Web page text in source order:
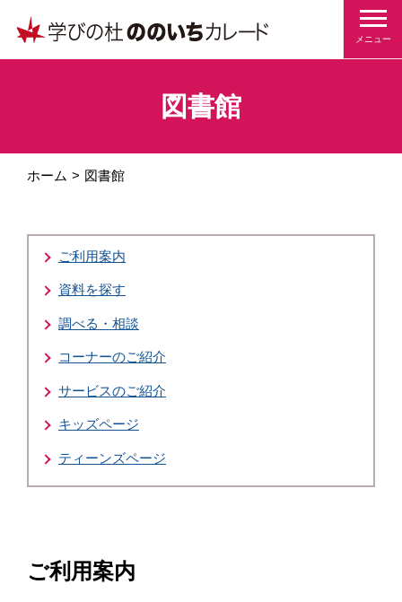
メニュー
図書館
ホーム 図書館
ご利用案内
資料を探す
調べる・相談
コーナーのご紹介
サービスのご紹介
キッズページ
ティーンズページ
ご利用案内